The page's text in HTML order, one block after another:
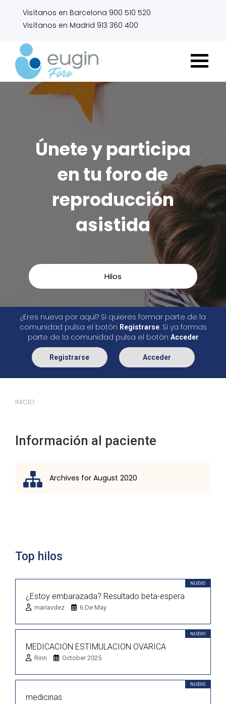
Visítanos en Barcelona 900 510 520
Visítanos en Madrid 913 360 400
Únete y participa
en tu foro de
reproducción
asistida
Hilos
¿Eres nueva por aquí? Si quieres formar parte de la
comunidad pulsa el botón Registrarse. Si ya formas
parte de la comunidad pulsa el botón Acceder
Registrarse Acceder
INICIO
Información al paciente
Archives for August 2020
Top hilos
NUEVO
¿Estoy embarazada? Resultado beta-espera
mariavdez 6 De May
NUEVO
MEDICACION ESTIMULACION OVARICA
Rinn October 2025
NUEVO
medicinas